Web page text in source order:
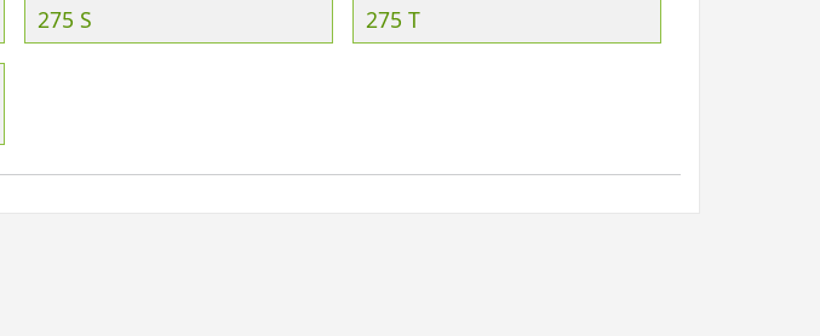
275 S
275 T